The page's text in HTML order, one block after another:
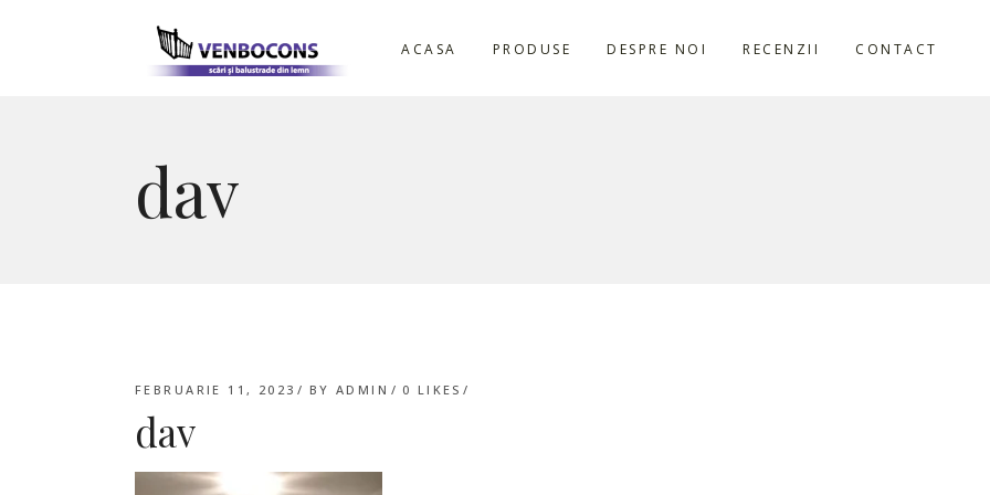
ACASA PRODUSE DESPRE NOI RECENZII CONTACT
dav
FEBRUARIE 11, 2023 BY ADMIN 0 LIKES
dav